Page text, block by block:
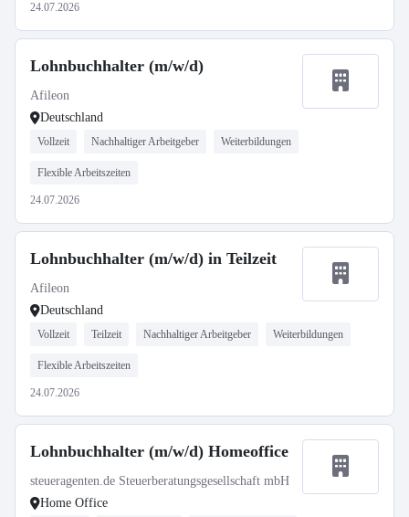
24.07.2026
Lohnbuchhalter (m/w/d)
Afileon
Deutschland
Vollzeit Nachhaltiger Arbeitgeber Weiterbildungen
Flexible Arbeitszeiten
24.07.2026
Lohnbuchhalter (m/w/d) in Teilzeit
Afileon
Deutschland
Vollzeit Teilzeit Nachhaltiger Arbeitgeber Weiterbildungen
Flexible Arbeitszeiten
24.07.2026
Lohnbuchhalter (m/w/d) Homeoffice
steueragenten.de Steuerberatungsgesellschaft mbH
Home Office